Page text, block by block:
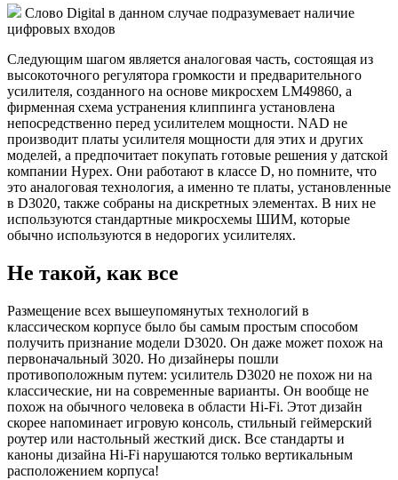
Слово Digital в данном случае подразумевает наличие
цифровых входов
Следующим шагом является аналоговая часть, состоящая из
высокоточного регулятора громкости и предварительного
усилителя, созданного на основе микросxем LM49860, а
фирменная схема устранения клиппинга установлена
непосредственно перед усилителем мощности. NAD не
производит платы усилителя мощности для этих и других
моделей, а предпочитает покупать готовые решения у датской
компании Hypex. Они работают в классе D, но помните, что
это аналоговая технология, а именно те платы, установленные
в D3020, также собраны на дискретных элементах. В них не
используются стандартные микросхемы ШИМ, которые
обычно используются в недорогих усилителях.
Не такой, как все
Размещение всех вышеупомянутых технологий в
классическом корпусе было бы самым простым способом
получить признание модели D3020. Он даже может похож на
первоначальный 3020. Но дизайнеры пошли
противоположным путем: усилитель D3020 не похож ни на
классические, ни на современные варианты. Он вообще не
похож на обычного человека в области Hi-Fi. Этот дизайн
скорее напоминает игровую консоль, стильный геймерский
роутер или настольный жесткий диск. Все стандарты и
каноны дизайна Hi-Fi нарушаются только вертикальным
расположением корпуса!